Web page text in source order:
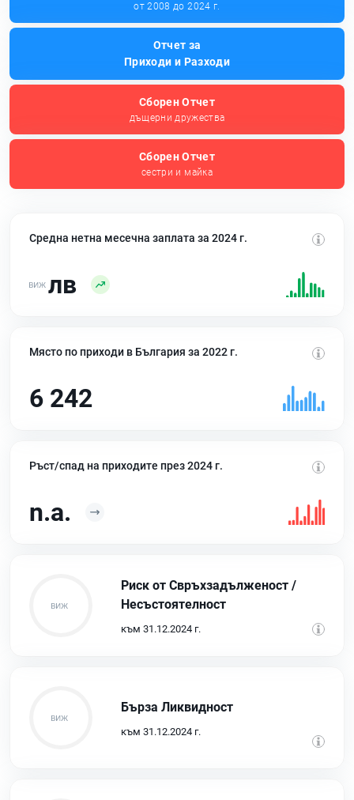
от 2008 до 2024 г.
Отчет за
Приходи и Разходи
Сборен Отчет
дъщерни дружества
Сборен Отчет
сестри и майка
Средна нетна месечна заплата за 2024 г.
лв
Място по приходи в България за 2022 г.
6 242
Ръст/спад на приходите през 2024 г.
n.a.
Риск от Свръхзадълженост /
Несъстоятелност
към 31.12.2024 г.
Бърза Ликвидност
към 31.12.2024 г.